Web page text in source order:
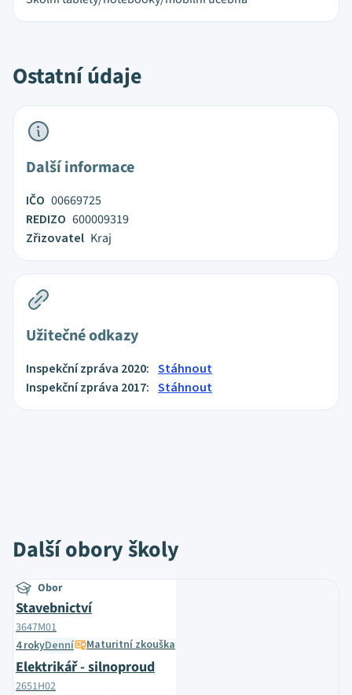
Ostatní údaje
Další informace
IČO 00669725
REDIZO 600009319
Zřizovatel Kraj
Užitečné odkazy
Inspekční zpráva 2020: Stáhnout
Inspekční zpráva 2017: Stáhnout
Další obory školy
Obor
Stavebnictví
3647M01
4 rokyDenní Maturitní zkouška
Elektrikář - silnoproud
2651H02